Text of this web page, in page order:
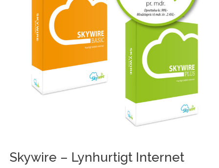
Skywire – Lynhurtigt Internet